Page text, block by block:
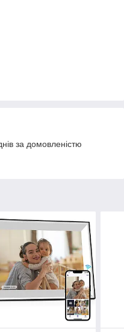
за домовленістю